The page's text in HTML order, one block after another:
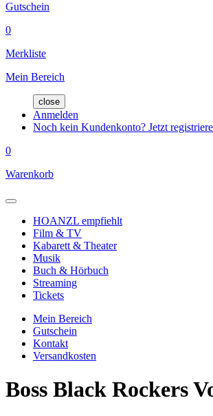
Gutschein
0
Merkliste
Mein Bereich
close
Anmelden
Noch kein Kundenkonto? Jetzt
0
Warenkorb
HOANZL empfiehlt
Film & TV
Kabarett & Theater
Musik
Buch & Hörbuch
Streaming
Tickets
Mein Bereich
Gutschein
Kontakt
Versandkosten
Boss Black Rockers